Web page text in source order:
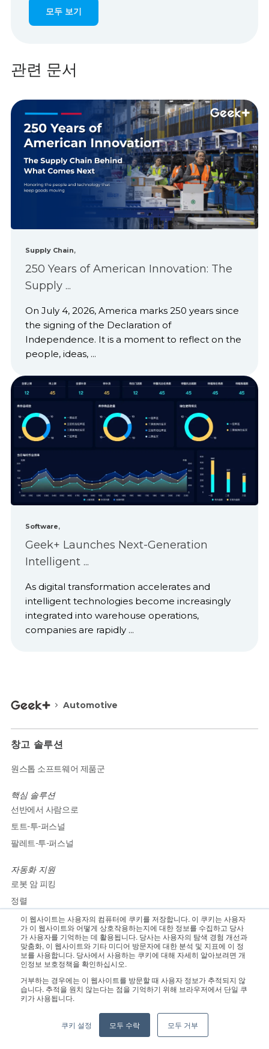
이 웹사이트는 사용자의 컴퓨터에 쿠키를 저장합니다. 이 쿠키는 사용자
가 이 웹사이트와 어떻게 상호작용하는지에 대한 정보를 수집하고 당사
가 사용자를 기억하는 데 활용됩니다. 당사는 사용자의 탐색 경험 개선과
맞춤화, 이 웹사이트와 기타 미디어 방문자에 대한 분석 및 지표에 이 정
보를 사용합니다. 당사에서 사용하는 쿠키에 대해 자세히 알아보려면 개
인정보 보호정책을 확인하십시오.
거부하는 경우에는 이 웹사이트를 방문할 때 사용자 정보가 추적되지 않
습니다. 추적을 원치 않는다는 점을 기억하기 위해 브라우저에서 단일 쿠
키가 사용됩니다.
쿠키 설정 모두 수락 모두 거부
모두 보기
관련 문서
Supply Chain,
250 Years of American Innovation: The
Supply ...
On July 4, 2026, America marks 250 years since
the signing of the Declaration of
Independence. It is a moment to reflect on the
people, ideas, ...
Software,
Geek+ Launches Next-Generation
Intelligent ...
As digital transformation accelerates and
intelligent technologies become increasingly
integrated into warehouse operations,
companies are rapidly ...
Automotive
창고 솔루션
원스톱 소프트웨어 제품군
핵심 솔루션
선반에서 사람으로
토트-투-퍼스널
팔레트-투-퍼스널
자동화 지원
로봇 암 피킹
정렬
내부 물류
로봇 & 기술
원스톱 파트너
산업별